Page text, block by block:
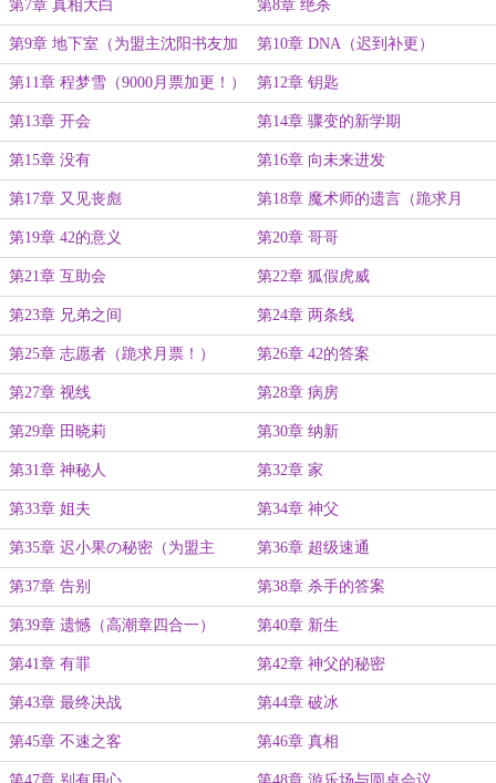
更！）
第7章 真相大白 第8章 绝杀
第9章 地下室（为盟主沈阳书友加
更！）
第10章 DNA（迟到补更）
第11章 程梦雪（9000月票加更！） 第12章 钥匙
第13章 开会 第14章 骤变的新学期
第15章 没有 第16章 向未来进发
第17章 又见丧彪 第18章 魔术师的遗言（跪求月
票！）
第19章 42的意义 第20章 哥哥
第21章 互助会 第22章 狐假虎威
第23章 兄弟之间 第24章 两条线
第25章 志愿者（跪求月票！） 第26章 42的答案
第27章 视线 第28章 病房
第29章 田晓莉 第30章 纳新
第31章 神秘人 第32章 家
第33章 姐夫 第34章 神父
第35章 迟小果の秘密（为盟主
Yezenlucifer加更！）
第36章 超级速通
第37章 告别 第38章 杀手的答案
第39章 遗憾（高潮章四合一） 第40章 新生
第41章 有罪 第42章 神父的秘密
第43章 最终决战 第44章 破冰
第45章 不速之客 第46章 真相